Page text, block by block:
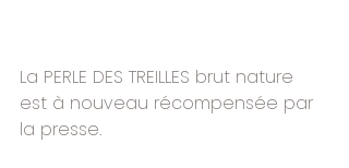
La PERLE DES TREILLES brut nature
est à nouveau récompensée par
la presse.